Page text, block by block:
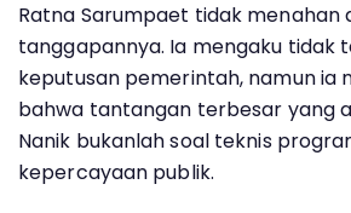
Ratna Sarumpaet tidak menahan
tanggapannya. Ia mengaku tidak
keputusan pemerintah, namun ia
bahwa tantangan terbesar yang
Nanik bukanlah soal teknis
kepercayaan publik.